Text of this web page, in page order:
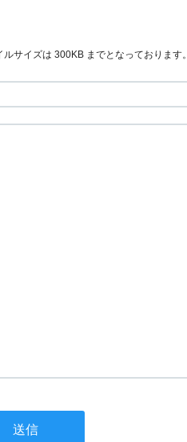
サイズは 300KB までとなっております。